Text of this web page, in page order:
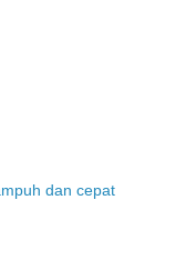
dan cepat